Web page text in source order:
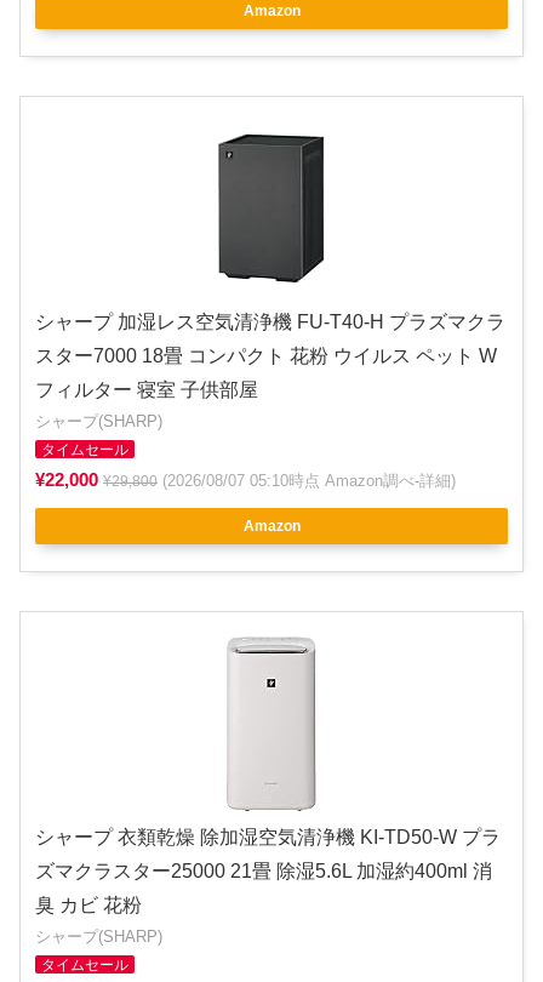
Amazon
シャープ 加湿レス空気清浄機 FU-T40-H プラズマクラ
スター7000 18畳 コンパクト 花粉 ウイルス ペット W
フィルター 寝室 子供部屋
シャープ(SHARP)
タイムセール
¥22,000 ¥29,800 (2026/08/07 05:10時点 Amazon調べ-詳細)
Amazon
シャープ 衣類乾燥 除加湿空気清浄機 KI-TD50-W プラ
ズマクラスター25000 21畳 除湿5.6L 加湿約400ml 消
臭 カビ 花粉
シャープ(SHARP)
タイムセール